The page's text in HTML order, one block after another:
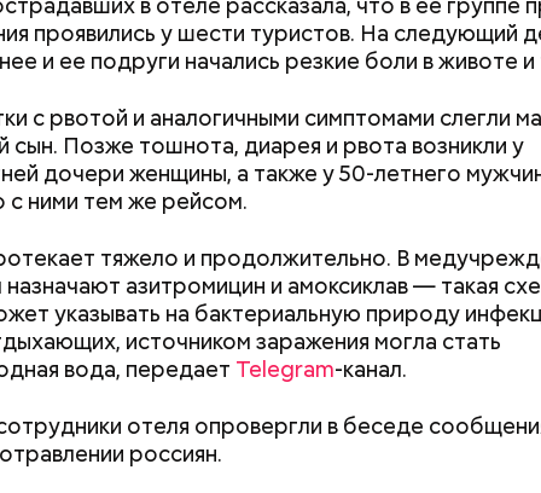
проявились у шести туристов. На следующий
и ее подруги начались резкие боли в животе
с рвотой и аналогичными симптомами слегли
сын. Позже тошнота, диарея и рвота возникли у
дочери женщины, а также у 50-летнего
с ними тем же рейсом.
тяжело и продолжительно. В
назначают азитромицин и амоксиклав — такая
указывать на бактериальную природу
источником заражения могла стать
вода, передает Telegram-канал.
отеля опровергли в беседе
россиян.
Йемен
остальных супермиллиардеров Стив Балмер не
продукт, а примкнул к уже созданной
стал 30-м сотрудником, который стал
и стало причиной его богатства.
Как поменять батареи дома и